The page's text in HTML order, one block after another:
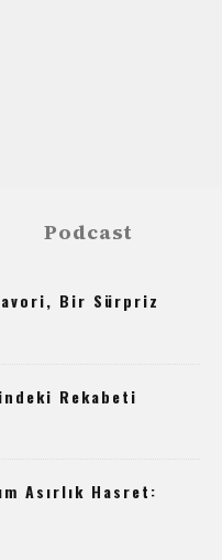
Podcast
Bir Sürpriz
Rekabeti
Asırlık Hasret: